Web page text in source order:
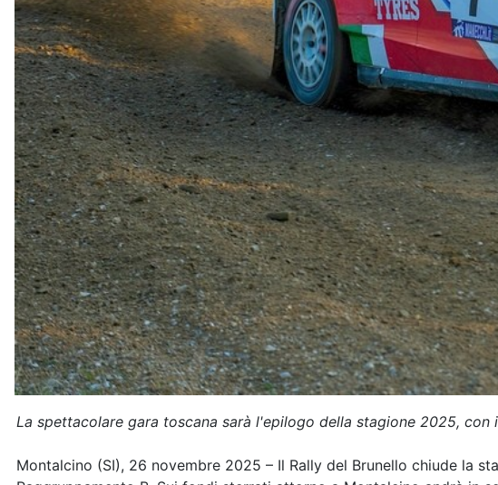
La spettacolare gara toscana sarà l'epilogo della stagione 2025,
Montalcino (SI), 26 novembre 2025 – Il Rally del Brunello chiude la